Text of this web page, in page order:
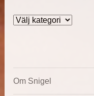
Kategorier
Om Snigel